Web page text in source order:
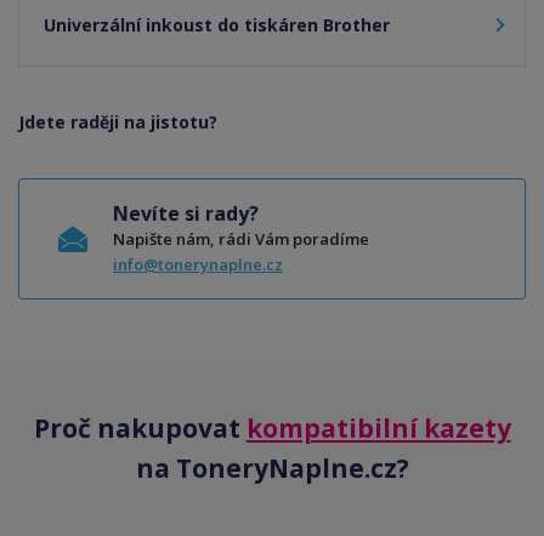
Univerzální inkoust do tiskáren Brother
Jdete raději na jistotu?
Nevíte si rady?
Napište nám, rádi Vám poradíme
info@tonerynaplne.cz
Proč nakupovat kompatibilní kazety
na ToneryNaplne.cz?